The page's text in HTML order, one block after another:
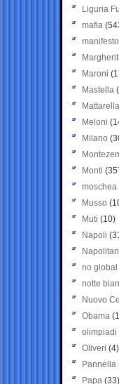
Liguria
mafia
manifesto
Maroni
Mastella
Mattarella
Meloni
Milano
Monti
moschea
Musso
Muti (10)
Napoli
no global
notte
Nuovo
Obama
olimpiadi
Oliveri (4)
Pannella
Papa (33)